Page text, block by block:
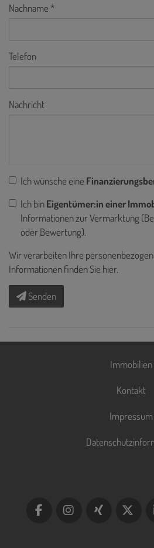
Nachname
Telefon
Nachricht
Ich wünsche eine
Ich binEigentümer:in einer
Informationen zur Vermarktung
oder Bewertung).
Wir verarbeiten Ihre
Informationen finden Sie hier.
Senden
Immobilien
Kontakt
Impressum